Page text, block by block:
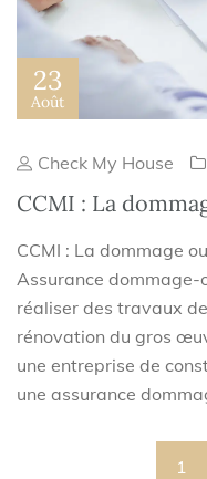
23
Août
Check My House
CCMI : La
CCMI : La dommage
Assurance dommage-
réaliser des travaux
rénovation du gros
une entreprise de
une assurance
1